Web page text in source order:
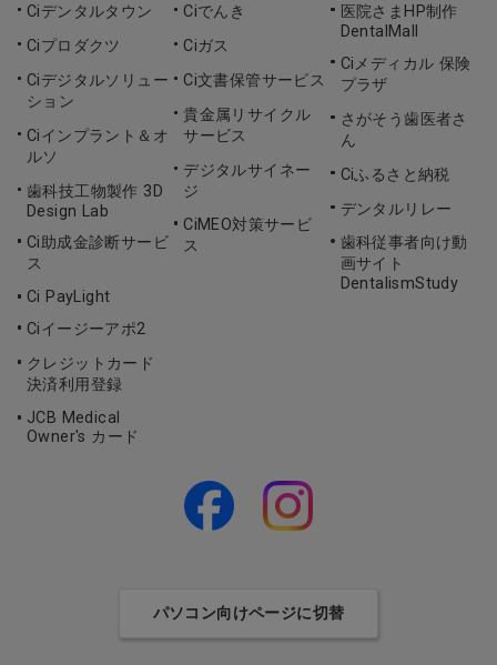
Ciデンタルタウン
Ciプロダクツ
Ciデジタルソリュー
ション
Ciインプラント＆オ
ルソ
歯科技工物製作 3D
Design Lab
Ci助成金診断サービ
ス
Ci PayLight
Ciイージーアポ2
クレジットカード
決済利用登録
JCB Medical
Owner's カード
Ciでんき
Ciガス
Ci文書保管サービス
貴金属リサイクル
サービス
デジタルサイネー
ジ
CiMEO対策サービ
ス
医院さまHP制作
DentalMall
Ciメディカル 保険
プラザ
さがそう歯医者さ
ん
Ciふるさと納税
デンタルリレー
歯科従事者向け動
画サイト
DentalismStudy
パソコン向けページに切替